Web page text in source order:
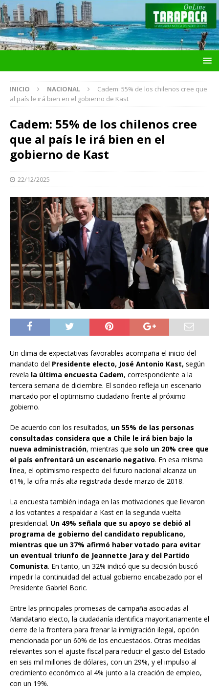
INICIO NACIONAL
Cadem: 55% de los chilenos cree que
al país le irá bien en el gobierno de Kast
Cadem: 55% de los chilenos cree
que al país le irá bien en el
gobierno de Kast
22/12/2025
Un clima de expectativas favorables acompaña el inicio del
mandato del Presidente electo, José Antonio Kast, según
revela la última encuesta Cadem, correspondiente a la
tercera semana de diciembre. El sondeo refleja un escenario
marcado por el optimismo ciudadano frente al próximo
gobierno.
De acuerdo con los resultados, un 55% de las personas
consultadas considera que a Chile le irá bien bajo la
nueva administración, mientras que solo un 20% cree que
el país enfrentará un escenario negativo. En esa misma
línea, el optimismo respecto del futuro nacional alcanza un
61%, la cifra más alta registrada desde marzo de 2018.
La encuesta también indaga en las motivaciones que llevaron
a los votantes a respaldar a Kast en la segunda vuelta
presidencial. Un 49% señala que su apoyo se debió al
programa de gobierno del candidato republicano,
mientras que un 37% afirmó haber votado para evitar
un eventual triunfo de Jeannette Jara y del Partido
Comunista. En tanto, un 32% indicó que su decisión buscó
impedir la continuidad del actual gobierno encabezado por el
Presidente Gabriel Boric.
Entre las principales promesas de campaña asociadas al
Mandatario electo, la ciudadanía identifica mayoritariamente el
cierre de la frontera para frenar la inmigración ilegal, opción
mencionada por un 60% de los encuestados. Otras medidas
relevantes son el ajuste fiscal para reducir el gasto del Estado
en seis mil millones de dólares, con un 29%, y el impulso al
crecimiento económico al 4% junto a la creación de empleo,
con un 19%.